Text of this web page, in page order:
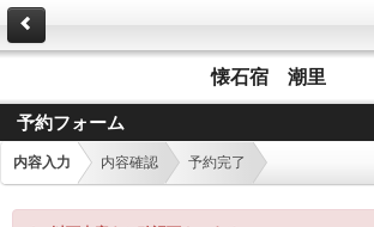
懐石宿 潮里
予約フォーム
内容入力 内容確認 予約完了